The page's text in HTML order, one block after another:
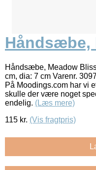
Håndsæbe,
Håndsæbe, Meadow
cm, dia: 7 cm Varenr.
På Moodings.com har vi
skulle der være noget
endelig. (Læs mere)
115 kr. (Vis fragtpris)